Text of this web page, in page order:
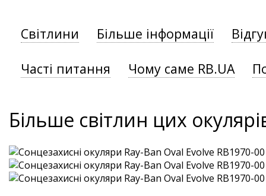
Світлини Більше інформації
Часті питання Чому саме RB.UA
Більше світлин цих